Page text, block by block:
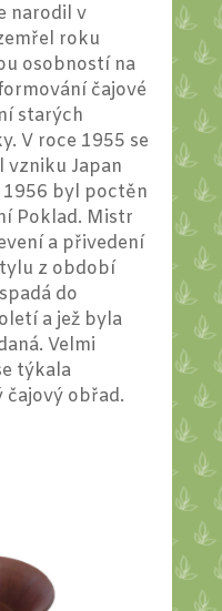
narodil v
roku
osobností na
čajové
starých
V roce 1955 se
vzniku Japan
1956 byl poctěn
Poklad. Mistr
a přivedení
z období
do
a jež byla
Velmi
týkala
obřad.